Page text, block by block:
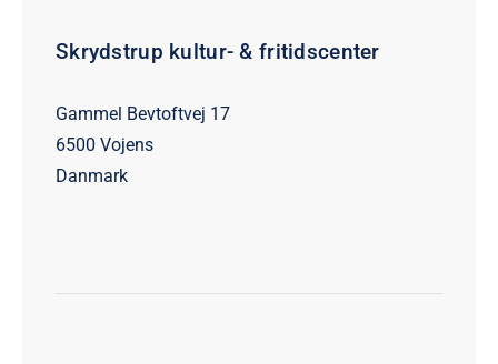
Skrydstrup kultur- & fritidscenter
Gammel Bevtoftvej 17
6500 Vojens
Danmark